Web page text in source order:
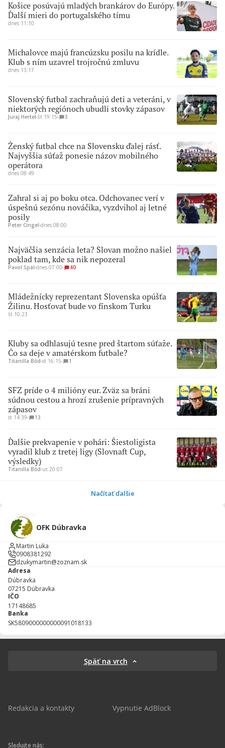
Košice posúvajú mladých brankárov do Európy.
Ďalší mieri do portugalského tímu
dnes 11:10
Michalovce majú francúzsku posilu na krídle.
Klub s ním uzavrel trojročnú zmluvu
dnes 13:17
Slovenský futbal zachraňujú deti a veteráni, v
niektorých regiónoch ubudli stovky zápasov
Juraj Hertel∙št 19:15∙ 3
Ženský futbal chce na Slovensku ďalej rásť.
Najvyššia súťaž ponesie názov mobilného
operátora
dnes 08:49
Zahral si aj po boku otca. Odchovanec verí v
úspešnú sezónu nováčika, vyzdvihol aj letné
posily
Peter Cingel∙dnes 08:00
Najväčšia senzácia leta? Slovan možno našiel
poklad tam, kde sa nik nepozeral
Pavol Spál∙dnes 07:00∙ 40
Mládežnícky reprezentant Slovenska opúšťa
Žilinu. Hosťovať bude vo fínskom Turku
št 10:23
Kluby sa odhlasujú tesne pred štartom súťaže.
Čo sa deje v amatérskom futbale?
Titanilla Bőd∙st 16:15∙ 1
SFZ príde o 4 milióny eur. Zväz sa bráni
súdnou cestou a hrozí zrušenie prípravných
zápasov
st 14:39∙ 13
Ďalšie prekvapenie v pohári: Šiestoligista
vyradil klub z tretej ligy (Slovnaft Cup,
výsledky)
Titanilla Bőd∙ut 20:07
Načítať ďalšie
OFK Dúbravka
Martin Luka
0908381292
dzukymartin@zoznam.sk
Adresa
Dúbravka
07215 Dúbravka
IČO
17148685
Banka
SK5809000000000091018133
Späť na vrch
Redakcia a kontakty Vypnutie AdBlock
Sledujte nás: